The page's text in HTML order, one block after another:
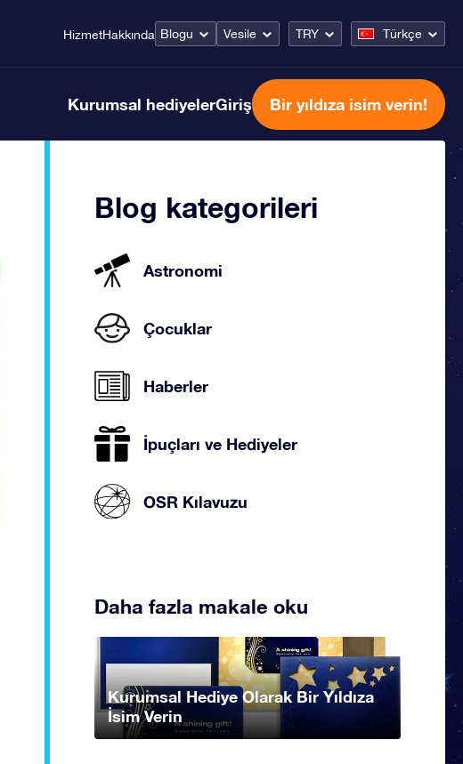
HizmetHakkında Blogu Vesile TRY Türkçe
Kurumsal hediyelerGiriş Bir yıldıza isim verin!
Blog kategorileri
Astronomi
Çocuklar
Haberler
İpuçları ve Hediyeler
OSR Kılavuzu
Daha fazla makale oku
Kurumsal Hediye Olarak Bir Yıldıza
İsim Verin